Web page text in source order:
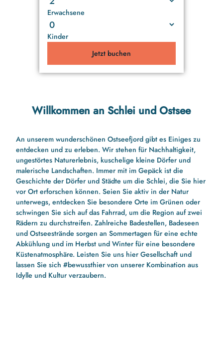
Erwachsene
Kinder
Jetzt buchen
Willkommen an Schlei und Ostsee
An unserem wunderschönen Ostseefjord gibt es Einiges zu
entdecken und zu erleben. Wir stehen für Nachhaltigkeit,
ungestörtes Naturerlebnis, kuschelige kleine Dörfer und
malerische Landschaften. Immer mit im Gepäck ist die
Geschichte der Dörfer und Städte um die Schlei, die Sie hier
vor Ort erforschen können. Seien Sie aktiv in der Natur
unterwegs, entdecken Sie besondere Orte im Grünen oder
schwingen Sie sich auf das Fahrrad, um die Region auf zwei
Rädern zu durchstreifen. Zahlreiche Badestellen, Badeseen
und Ostseestrände sorgen an Sommertagen für eine echte
Abkühlung und im Herbst und Winter für eine besondere
Küstenatmosphäre. Leisten Sie uns hier Gesellschaft und
lassen Sie sich #bewussthier von unserer Kombination aus
Idylle und Kultur verzaubern.